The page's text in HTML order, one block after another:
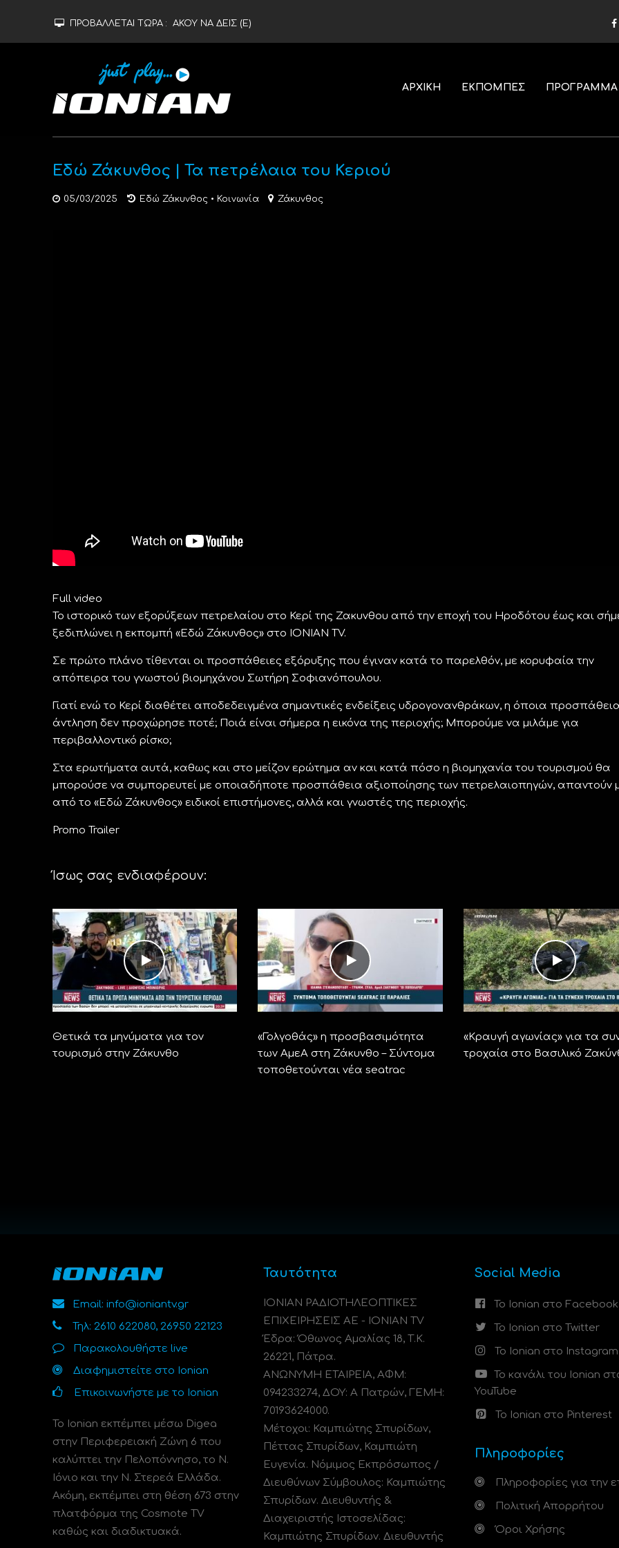
ΠΡΟΒΑΛΛΕΤΑΙ ΤΩΡΑ : ΑΚΟΥ ΝΑ ΔΕΙΣ (Ε)
ΑΡΧΙΚΗ ΕΚΠΟΜΠΕΣ ΠΡΟΓΡΑΜΜΑ
Εδώ Ζάκυνθος | Τα πετρέλαια του Κεριού
05/03/2025 Εδώ Ζάκυνθος • Κοινωνία Ζάκυνθος
Full video
Το ιστορικό των εξορύξεων πετρελαίου στο Κερί της Ζακυνθου από την εποχή του Ηροδότου έως και
ξεδιπλώνει η εκπομπή «Εδώ Ζάκυνθος» στο ΙΟΝΙΑΝ TV.
Σε πρώτο πλάνο τίθενται οι προσπάθειες εξόρυξης που έγιναν κατά το παρελθόν, με κορυφαία την
απόπειρα του γνωστού βιομηχάνου Σωτήρη Σοφιανόπουλου.
Γιατί ενώ το Κερί διαθέτει αποδεδειγμένα σημαντικές ενδείξεις υδρογονανθράκων, η όποια
άντληση δεν προχώρησε ποτέ; Ποιά είναι σήμερα η εικόνα της περιοχής; Μπορούμε να μιλάμε για
περιβαλλοντικό ρίσκο;
Στα ερωτήματα αυτά, καθως και στο μείζον ερώτημα αν και κατά πόσο η βιομηχανία του τουρισμού θα
μπορούσε να συμπορευτεί με οποιαδήποτε προσπάθεια αξιοποίησης των πετρελαιοπηγών, απαντούν
από το «Εδώ Ζάκυνθος» ειδικοί επιστήμονες, αλλά και γνωστές της περιοχής.
Promo Trailer
Ίσως σας ενδιαφέρουν:
Θετικά τα μηνύματα για τον
τουρισμό στην Ζάκυνθο
«Γολγοθάς» η προσβασιμότητα
των ΑμεΑ στη Ζάκυνθο – Σύντομα
τοποθετούνται νέα seatrac
«Kραυγή αγωνίας» για τα
τροχαία στο Βασιλικό
Email: info@ioniantv.gr
Τηλ: 2610 622080, 26950 22123
Παρακολουθήστε live
Διαφημιστείτε στο Ionian
Επικοινωνήστε με το Ionian
Το Ionian εκπέμπει μέσω Digea
στην Περιφερειακή Ζώνη 6 που
καλύπτει την Πελοπόννησο, το N.
Ιόνιο και την Ν. Στερεά Ελλάδα.
Ακόμη, εκπέμπει στη θέση 673 στην
πλατφόρμα της Cosmote TV
καθώς και διαδικτυακά.
Ταυτότητα
ΙΟΝΙΑΝ ΡΑΔΙΟΤΗΛΕΟΠΤΙΚΕΣ
ΕΠΙΧΕΙΡΗΣΕΙΣ ΑΕ - IONIAN TV
Έδρα: Όθωνος Αμαλίας 18, Τ.Κ.
26221, Πάτρα.
ΑΝΩΝΥΜΗ ΕΤΑΙΡΕΙΑ, ΑΦΜ:
094233274, ΔΟΥ: A Πατρών, ΓΕΜΗ:
70193624000.
Μέτοχοι: Καμπιώτης Σπυρίδων,
Πέττας Σπυρίδων, Καμπιώτη
Ευγενία. Νόμιμος Εκπρόσωπος /
Διευθύνων Σύμβουλος: Καμπιώτης
Σπυρίδων. Διευθυντής &
Διαχειριστής Ιστοσελίδας:
Καμπιώτης Σπυρίδων. Διευθυντής
Social Media
Το Ionian στο Facebook
Το Ionian στο Twitter
Το Ionian στο Instagram
Το κανάλι του Ionian
YouTube
Το Ionian στο Pinterest
Πληροφορίες
Πληροφορίες για την
Πολιτική Απορρήτου
Όροι Χρήσης